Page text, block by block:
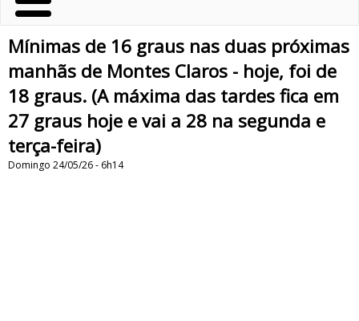
Mínimas de 16 graus nas duas próximas
manhãs de Montes Claros - hoje, foi de
18 graus. (A máxima das tardes fica em
27 graus hoje e vai a 28 na segunda e
terça-feira)
Domingo 24/05/26 - 6h14